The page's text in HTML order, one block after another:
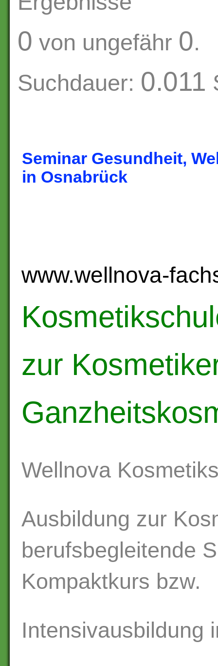
0 von ungefähr 0.
Suchdauer: 0.011
Seminar Gesundheit,
in Osnabrück
www.wellnova-
zur
Wellnova
Ausbildung zur
berufsbegleitende
Kompaktkurs bzw.
Intensivausbildung